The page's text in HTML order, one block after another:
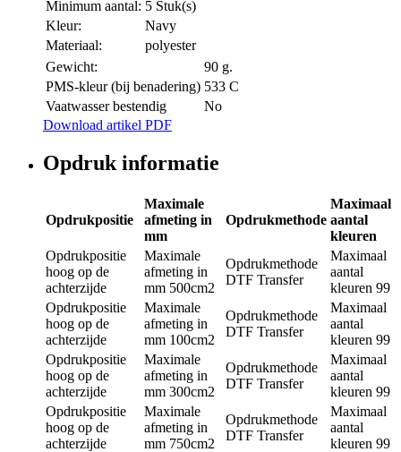
Minimum aantal: 5 Stuk(s)
Kleur:
Navy
Materiaal:
polyester
Gewicht:
90 g.
PMS-kleur (bij benadering) 533 C
Vaatwasser bestendig
No
Download artikel PDF
Opdruk informatie
Opdrukpositie
Maximale
afmeting in
mm
Opdrukmethode
Maximaal
aantal
kleuren
Opdrukpositie
hoog op de
achterzijde
Maximale
afmeting in
mm 500cm2
Opdrukmethode
DTF Transfer
Maximaal
aantal
kleuren 99
Opdrukpositie
hoog op de
achterzijde
Maximale
afmeting in
mm 100cm2
Opdrukmethode
DTF Transfer
Maximaal
aantal
kleuren 99
Opdrukpositie
hoog op de
achterzijde
Maximale
afmeting in
mm 300cm2
Opdrukmethode
DTF Transfer
Maximaal
aantal
kleuren 99
Opdrukpositie
hoog op de
achterzijde
Maximale
afmeting in
mm 750cm2
Opdrukmethode
DTF Transfer
Maximaal
aantal
kleuren 99